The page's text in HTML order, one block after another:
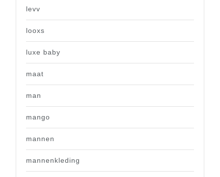
levv
looxs
luxe baby
maat
man
mango
mannen
mannenkleding